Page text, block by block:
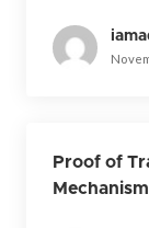
Proof of
Mechanism